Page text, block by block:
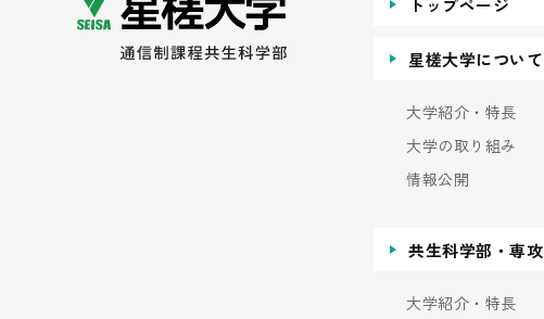
トップページ
星槎大学について
大学紹介・特長
大学の取り組み
情報公開
共生科学部・専攻
大学紹介・特長